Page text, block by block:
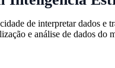
de interpretar dados
e análise de dados